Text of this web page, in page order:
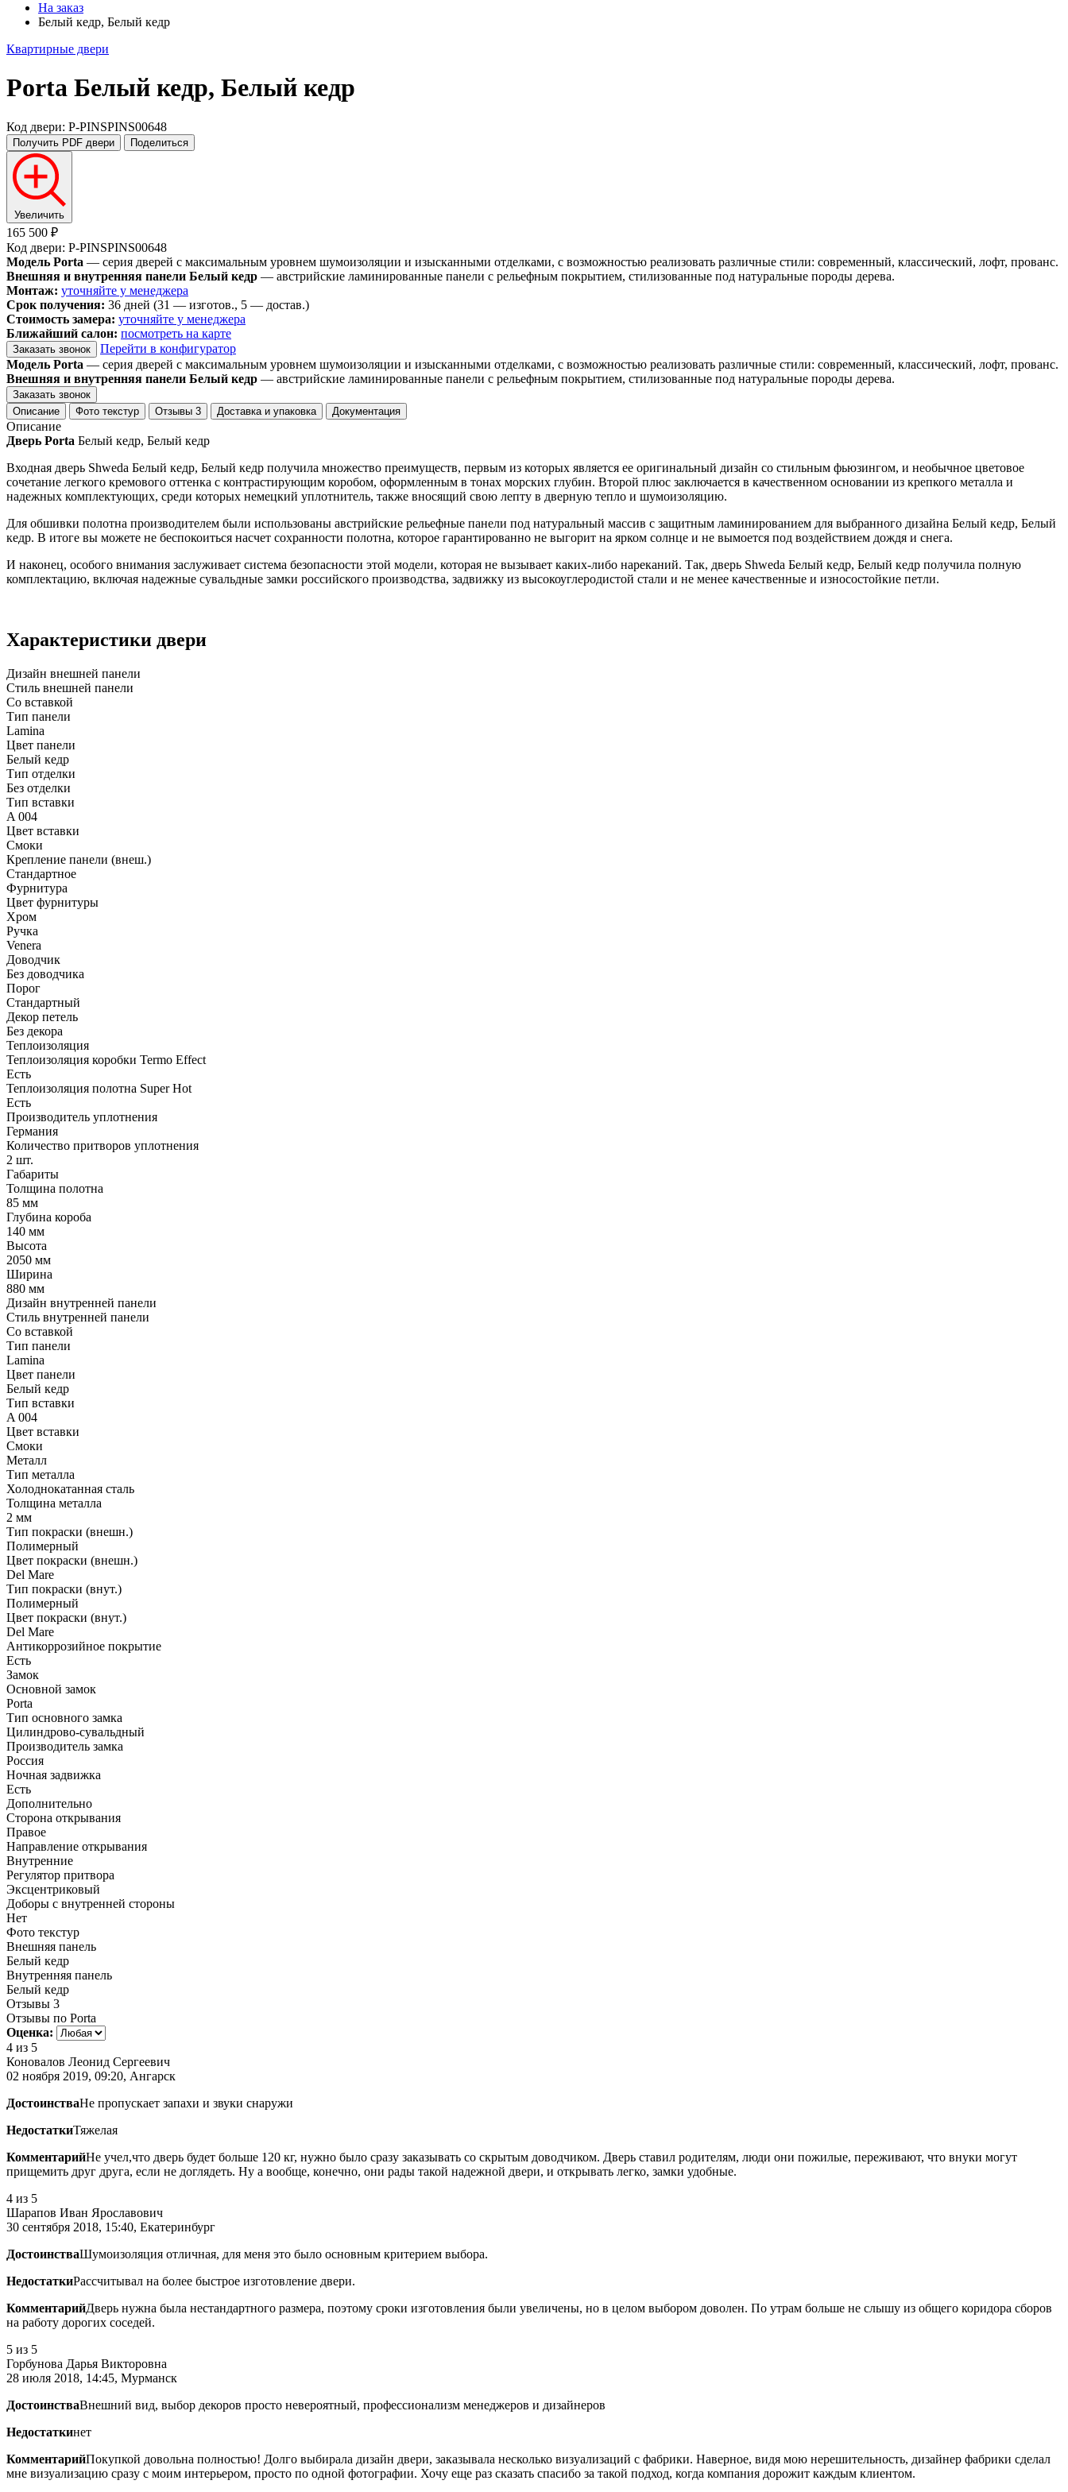
На заказ
Белый кедр, Белый кедр
Квартирные двери
Porta Белый кедр, Белый кедр
Код двери: P-PINSPINS00648
Получить PDF двери Поделиться
Увеличить
165 500 ₽
Код двери: P-PINSPINS00648
Модель Porta — серия дверей с максимальным уровнем шумоизоляции и изысканными отделками, с возможностью реализовать различные стили: современный, классический, лофт, прованс.
Внешняя и внутренняя панели Белый кедр — австрийские ламинированные панели с рельефным покрытием, стилизованные под натуральные породы дерева.
Монтаж: уточняйте у менеджера
Срок получения: 36 дней (31 — изготов., 5 — достав.)
Стоимость замера: уточняйте у менеджера
Ближайший салон: посмотреть на карте
Заказать звонок
Перейти в конфигуратор
Модель Porta — серия дверей с максимальным уровнем шумоизоляции и изысканными отделками, с возможностью реализовать различные стили: современный, классический, лофт, прованс.
Внешняя и внутренняя панели Белый кедр — австрийские ламинированные панели с рельефным покрытием, стилизованные под натуральные породы дерева.
Заказать звонок
Описание
Фото текстур Отзывы 3 Доставка и упаковка Документация
Описание
Дверь Porta Белый кедр, Белый кедр
Входная дверь Shweda Белый кедр, Белый кедр получила множество преимуществ, первым из которых является ее оригинальный дизайн со стильным фьюзингом, и необычное цветовое
сочетание легкого кремового оттенка с контрастирующим коробом, оформленным в тонах морских глубин. Второй плюс заключается в качественном основании из крепкого металла и
надежных комплектующих, среди которых немецкий уплотнитель, также вносящий свою лепту в дверную тепло и шумоизоляцию.
Для обшивки полотна производителем были использованы австрийские рельефные панели под натуральный массив с защитным ламинированием для выбранного дизайна Белый кедр, Белый
кедр. В итоге вы можете не беспокоиться насчет сохранности полотна, которое гарантированно не выгорит на ярком солнце и не вымоется под воздействием дождя и снега.
И наконец, особого внимания заслуживает система безопасности этой модели, которая не вызывает каких-либо нареканий. Так, дверь Shweda Белый кедр, Белый кедр получила полную
комплектацию, включая надежные сувальдные замки российского производства, задвижку из высокоуглеродистой стали и не менее качественные и износостойкие петли.
Характеристики двери
Дизайн внешней панели
Стиль внешней панели
Со вставкой
Тип панели
Lamina
Цвет панели
Белый кедр
Тип отделки
Без отделки
Тип вставки
A 004
Цвет вставки
Смоки
Крепление панели (внеш.)
Стандартное
Фурнитура
Цвет фурнитуры
Хром
Ручка
Venera
Доводчик
Без доводчика
Порог
Стандартный
Декор петель
Без декора
Теплоизоляция
Теплоизоляция коробки Termo Effect
Есть
Теплоизоляция полотна Super Нot
Есть
Производитель уплотнения
Германия
Количество притворов уплотнения
2 шт.
Габариты
Толщина полотна
85 мм
Глубина короба
140 мм
Высота
2050 мм
Ширина
880 мм
Дизайн внутренней панели
Стиль внутренней панели
Со вставкой
Тип панели
Lamina
Цвет панели
Белый кедр
Тип вставки
A 004
Цвет вставки
Смоки
Металл
Тип металла
Холоднокатанная сталь
Толщина металла
2 мм
Тип покраски (внешн.)
Полимерный
Цвет покраски (внешн.)
Del Mare
Тип покраски (внут.)
Полимерный
Цвет покраски (внут.)
Del Mare
Антикоррозийное покрытие
Есть
Замок
Основной замок
Porta
Тип основного замка
Цилиндрово-сувальдный
Производитель замка
Россия
Ночная задвижка
Есть
Дополнительно
Сторона открывания
Правое
Направление открывания
Внутренние
Регулятор притвора
Эксцентриковый
Доборы с внутренней стороны
Нет
Фото текстур
Внешняя панель
Белый кедр
Внутренняя панель
Белый кедр
Отзывы 3
Отзывы по Porta
Оценка:
4 из 5
Коновалов Леонид Сергеевич
02 ноября 2019, 09:20, Ангарск
ДостоинстваНе пропускает запахи и звуки снаружи
НедостаткиТяжелая
КомментарийНе учел,что дверь будет больше 120 кг, нужно было сразу заказывать со скрытым доводчиком. Дверь ставил родителям, люди они пожилые, переживают, что внуки могут
прищемить друг друга, если не доглядеть. Ну а вообще, конечно, они рады такой надежной двери, и открывать легко, замки удобные.
4 из 5
Шарапов Иван Ярославович
30 сентября 2018, 15:40, Екатеринбург
ДостоинстваШумоизоляция отличная, для меня это было основным критерием выбора.
НедостаткиРассчитывал на более быстрое изготовление двери.
КомментарийДверь нужна была нестандартного размера, поэтому сроки изготовления были увеличены, но в целом выбором доволен. По утрам больше не слышу из общего коридора сборов
на работу дорогих соседей.
5 из 5
Горбунова Дарья Викторовна
28 июля 2018, 14:45, Мурманск
ДостоинстваВнешний вид, выбор декоров просто невероятный, профессионализм менеджеров и дизайнеров
Недостаткинет
КомментарийПокупкой довольна полностью! Долго выбирала дизайн двери, заказывала несколько визуализаций с фабрики. Наверное, видя мою нерешительность, дизайнер фабрики сделал
мне визуализацию сразу с моим интерьером, просто по одной фотографии. Хочу еще раз сказать спасибо за такой подход, когда компания дорожит каждым клиентом.